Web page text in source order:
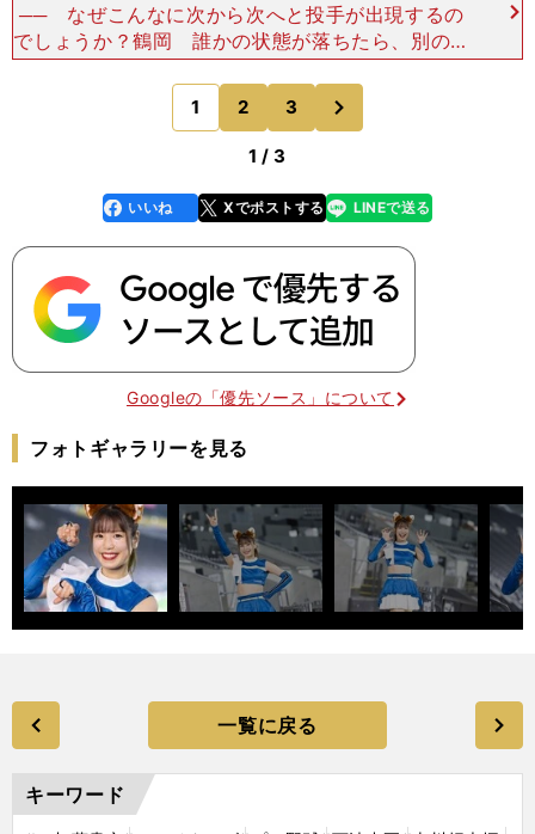
── なぜこんなに次から次へと投手が出現するの
でしょうか？鶴岡 誰かの状態が落ちたら、別の投
手が上がってきて結果を出す。ものすごくいいサイ
クルで回っています。チームの合計ホールド数は、
パ・リーグ１位
1 2 3
1 / 3
faceboo
k
いいね Xでポストする
line LINEで送る
Googleの「優先ソース」について
フォトギャラリーを見る
一覧に戻る
キーワード